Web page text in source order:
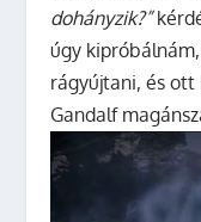
dohányzik?”
úgy
rágyújtani, és
Gandalf